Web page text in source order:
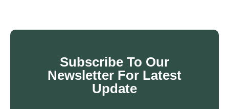
Subscribe To Our
Newsletter For Latest
Update